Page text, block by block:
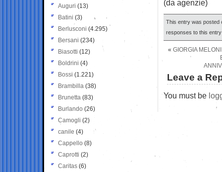
(da agenzie)
This entry was posted
responses to this
« GIORGIA
Leave a
You must be
Auguri (13)
Batini (3)
Berlusconi (4.295)
Bersani (234)
Biasotti (12)
Boldrini (4)
Bossi (1.221)
Brambilla (38)
Brunetta (83)
Burlando (26)
Camogli (2)
canile (4)
Cappello (8)
Caprotti (2)
Caritas (6)